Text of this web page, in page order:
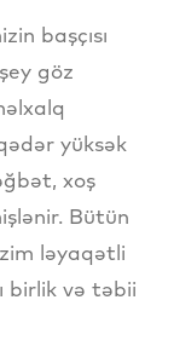
başçısı
göz
yüksək
xoş
Bütün
ləyaqətli
birlik və təbii